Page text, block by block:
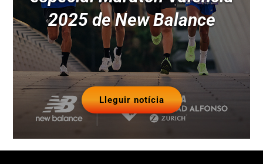
2025 de New Balance
Lleguir notícia